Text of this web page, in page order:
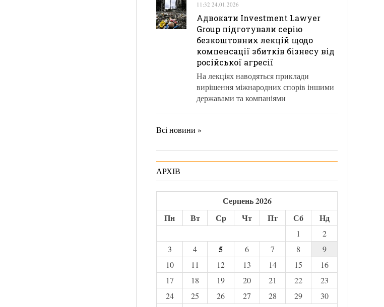
11:32 24.01.2026
Адвокати Investment Lawyer
Group підготували серію
безкоштовних лекцій щодо
компенсації збитків бізнесу від
російської агресії
На лекціях наводяться приклади
вирішення міжнародних спорів іншими
державами та компаніями
Всі новини »
АРХІВ
Серпень 2026
Пн
Вт Ср Чт Пт Сб Нд
1
2
3
4 5 6 7 8
9
10
11 12 13 14 15
16
17
18 19 20 21 22
23
24
25 26 27 28 29
30